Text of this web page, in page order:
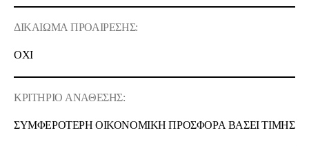
ΔΙΚΑΙΩΜΑ ΠΡΟΑΙΡΕΣΗΣ:
ΟΧΙ
ΚΡΙΤΗΡΙΟ ΑΝΑΘΕΣΗΣ:
ΣΥΜΦΕΡΟΤΕΡΗ ΟΙΚΟΝΟΜΙΚΗ ΠΡΟΣΦΟΡΑ ΒΑΣΕΙ ΤΙΜΗΣ